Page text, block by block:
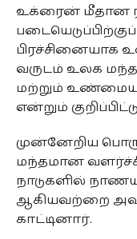
உக்ரைன் மீதான
பிரச்சினையாக
வருடம் உலக
மற்றும்
என்றும்
முன்னேறிய
மந்தமான
நாடுகளில்
ஆகியவற்றை
காட்டினார்.